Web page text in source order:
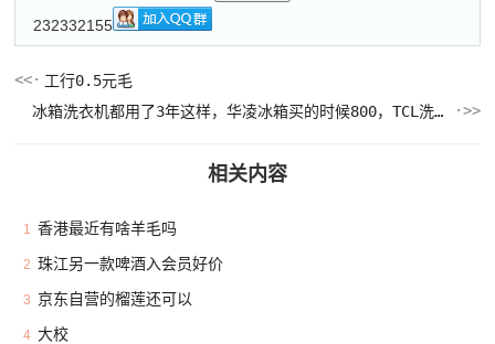
232332155
工行0.5元毛
冰箱洗衣机都用了3年这样，华凌冰箱买的时候800，TCL洗衣机580，卖二手多少合适
相关内容
1 香港最近有啥羊毛吗
2 珠江另一款啤酒入会员好价
3 京东自营的榴莲还可以
4 大校